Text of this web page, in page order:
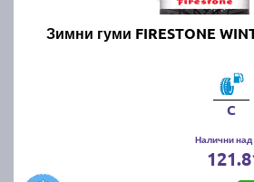
Зимни гуми FIRESTONE
C
Налични над